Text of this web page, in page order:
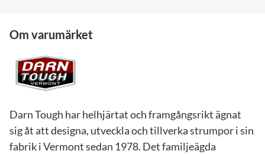
Om varumärket
Darn Tough har helhjärtat och framgångsrikt ägnat
sig åt att designa, utveckla och tillverka strumpor i sin
fabrik i Vermont sedan 1978. Det familjeägda